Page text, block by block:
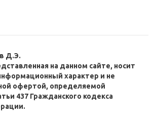
Д.Э.
на данном сайте, носит
характер и не
офертой, определяемой
437 Гражданского кодекса